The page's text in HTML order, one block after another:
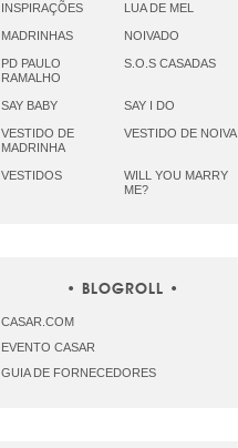
INSPIRAÇÕES LUA DE MEL
MADRINHAS NOIVADO
PD PAULO
RAMALHO
S.O.S CASADAS
SAY BABY SAY I DO
VESTIDO DE
MADRINHA
VESTIDO DE NOIVA
VESTIDOS
WILL YOU MARRY
ME?
BLOGROLL
CASAR.COM
EVENTO CASAR
GUIA DE FORNECEDORES